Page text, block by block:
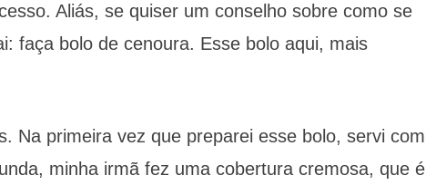
Aliás, se quiser um conselho sobre como se
faça bolo de cenoura. Esse bolo aqui, mais
Na primeira vez que preparei esse bolo, servi com
minha irmã fez uma cobertura cremosa, que é